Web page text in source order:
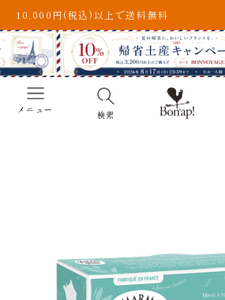
10,000円(税込)以上で送料無料
メニュー 検索